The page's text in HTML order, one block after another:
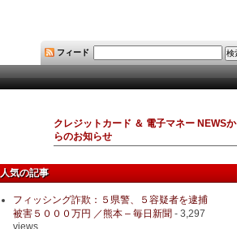
フィード
クレジットカード ＆ 電子マネー NEWSか
らのお知らせ
人気の記事
フィッシング詐欺：５県警、５容疑者を逮捕
被害５０００万円 ／熊本 – 毎日新聞 - 3,297
views